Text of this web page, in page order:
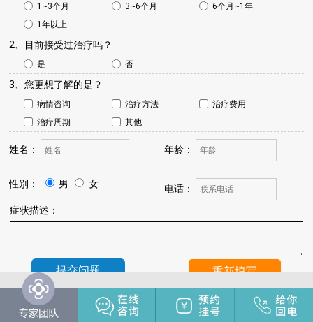
1~3个月 3~6个月
6个月~1年
1年以上
2、目前接受过治疗吗？
是 否
3、您更想了解的是？
病情咨询 治疗方法
治疗费用
治疗周期
其他
姓名： 年龄：
性别： 男 女
电话：
症状描述：
温馨提示：
我院将于24小时内与您联系，请保持手机畅通，注
意来电。